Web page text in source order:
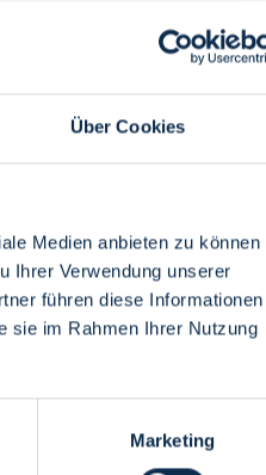
Über Cookies
Medien anbieten zu können
Ihrer Verwendung unserer
führen diese Informationen
sie im Rahmen Ihrer Nutzung
Marketing